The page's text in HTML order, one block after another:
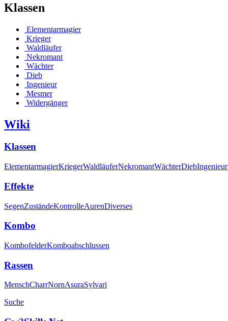
Klassen
Elementarmagier
Krieger
Waldläufer
Nekromant
Wächter
Dieb
Ingenieur
Mesmer
Widergänger
Wiki
Klassen
ElementarmagierKriegerWaldläuferNekromantWächterDiebIngenieur
Effekte
SegenZuständeKontrolleAurenDiverses
Kombo
KombofelderKomboabschlussen
Rassen
MenschCharrNornAsuraSylvari
Suche